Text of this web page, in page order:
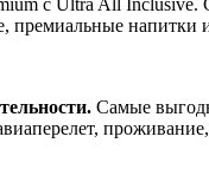
с Ultra All Inclusive.
Самые